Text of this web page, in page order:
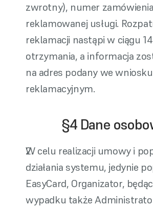
zwrotny), numer
reklamowanej usługi.
reklamacji nastąpi w ciągu
otrzymania, a informacja
na adres podany we wniosku
reklamacyjnym.
§4 Dane
W celu realizacji umowy i
działania systemu, jedynie
EasyCard, Organizator,
wypadku także